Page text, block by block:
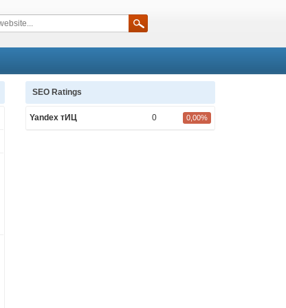
SEO Ratings
Yandex тИЦ 0 0,00%